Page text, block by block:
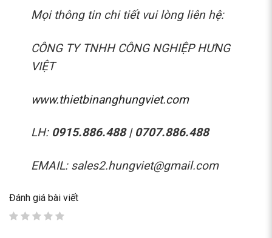
Mọi thông tin chi tiết vui lòng liên hệ:
CÔNG TY TNHH CÔNG NGHIỆP HƯNG
VIỆT
www.thietbinanghungviet.com
LH: 0915.886.488 | 0707.886.488
EMAIL: sales2.hungviet@gmail.com
Đánh giá bài viết